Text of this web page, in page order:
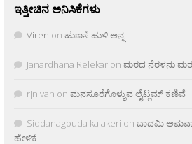
ಇತ್ತೀಚಿನ ಅನಿಸಿಕೆಗಳು
Viren on ಹುಣಸೆ ಹುಳಿ ಅನ್ನ
Janardhana Relekar on ಮರದ ನೆರಳನು
rjnivah on ಮನಸೂರೆಗೊಳ್ಳುವ ಲೈಟ್ಲಮ್ ಕಣಿವೆ
Siddanagouda kalakeri on ಬಾದಮಿ
ಹೇಳಿಕೆ